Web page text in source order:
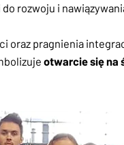
rozwoju i
oraz pragnienia
otwarcie się na